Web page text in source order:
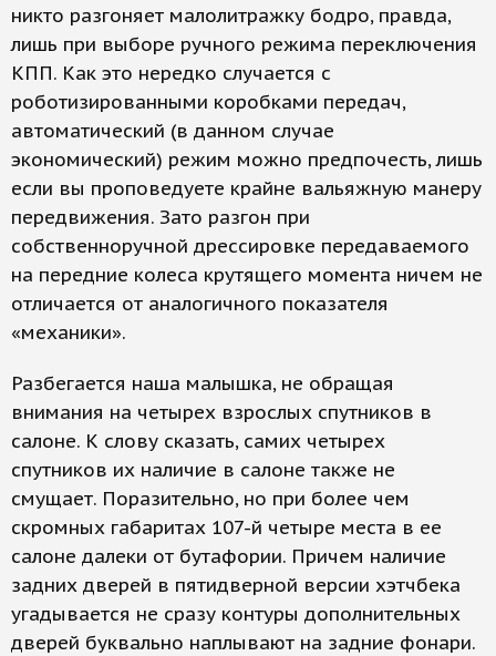
никто разгоняет малолитражку бодро, правда,
лишь при выборе ручного режима переключения
КПП. Как это нередко случается с
роботизированными коробками передач,
автоматический (в данном случае
экономический) режим можно предпочесть, лишь
если вы проповедуете крайне вальяжную манеру
передвижения. Зато разгон при
собственноручной дрессировке передаваемого
на передние колеса крутящего момента ничем не
отличается от аналогичного показателя
«механики».
Разбегается наша малышка, не обращая
внимания на четырех взрослых спутников в
салоне. К слову сказать, самих четырех
спутников их наличие в салоне также не
смущает. Поразительно, но при более чем
скромных габаритах 107-й четыре места в ее
салоне далеки от бутафории. Причем наличие
задних дверей в пятидверной версии хэтчбека
угадывается не сразу контуры дополнительных
дверей буквально наплывают на задние фонари.